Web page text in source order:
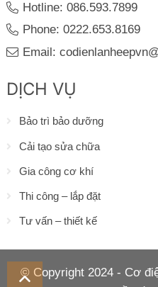
Hotline: 086.593.7899
Phone: 0222.653.8169
Email:
DỊCH VỤ
Bảo trì bảo dưỡng
Cải tạo sửa chữa
Gia công cơ khí
Thi công – lắp đặt
Tư vấn – thiết kế
© Copyright 2024 - Cơ